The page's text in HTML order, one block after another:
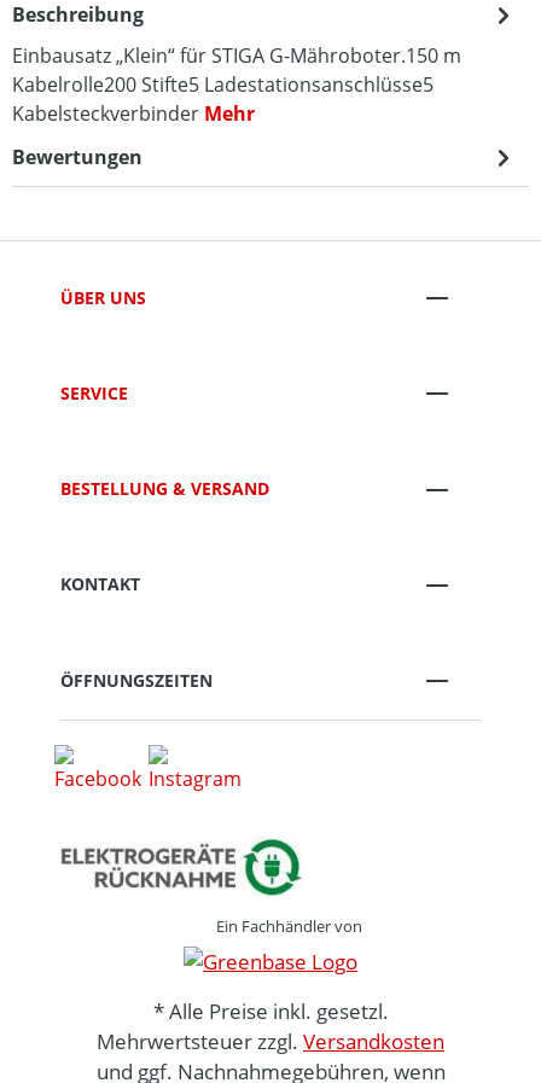
Beschreibung
Einbausatz „Klein“ für STIGA G-Mähroboter.150 m
Kabelrolle200 Stifte5 Ladestationsanschlüsse5
Kabelsteckverbinder Mehr
Bewertungen
ÜBER UNS
SERVICE
BESTELLUNG & VERSAND
KONTAKT
ÖFFNUNGSZEITEN
Ein Fachhändler von
* Alle Preise inkl. gesetzl.
Mehrwertsteuer zzgl. Versandkosten
und ggf. Nachnahmegebühren, wenn